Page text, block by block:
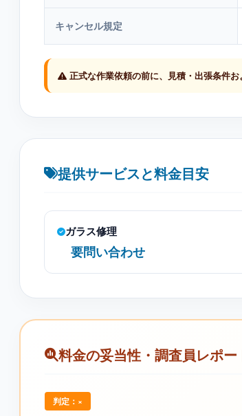
キャンセル規定
正式な作業依頼の前に、見積・出張条件
提供サービスと料金目安
ガラス修理
要問い合わせ
料金の妥当性・調査員レポー
判定：×